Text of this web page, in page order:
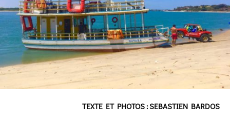
TEXTE ET PHOTOS : SEBASTIEN BARDOS